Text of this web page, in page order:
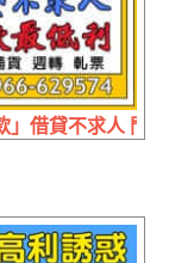
內 手續簡便
」借貸不求人 門